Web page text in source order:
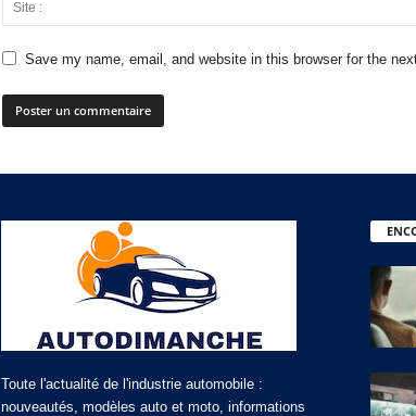
Save my name, email, and website in this browser for the
Toute l'actualité de l'industrie automobile :
nouveautés, modèles auto et moto, informations